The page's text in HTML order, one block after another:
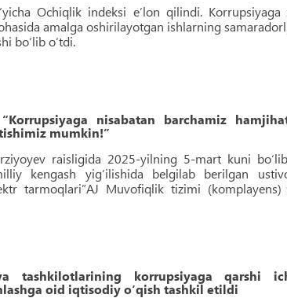
Ochiqlik indeksi eʼlon qilindi.
amalga oshirilayotgan ishlarning
bo‘lib o‘tdi.
“Korrupsiyaga nisabatan barchamiz
mumkin!”
raisligida 2025-yilning 5-mart kuni
kengash yig‘ilishida belgilab berilgan
tarmoqlari”AJ Muvofiqlik tizimi
tashkilotlarining korrupsiyaga qarshi
oid iqtisodiy o‘qish tashkil etildi